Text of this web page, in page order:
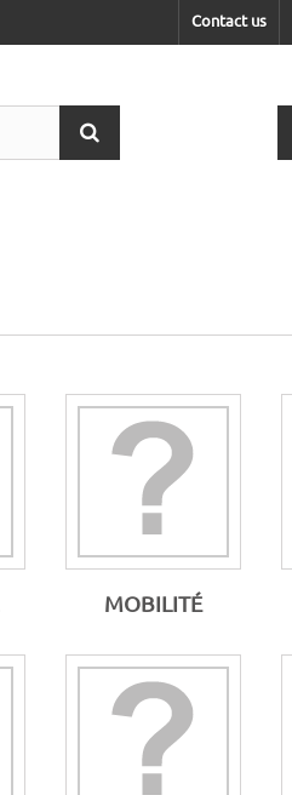
Contact us
MOBILITÉ